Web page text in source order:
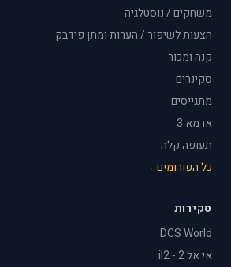
משחקים / נוסטלגיה
הצעות לשיפור / הערות ומתן פידבק
קנה ומכור
סקינרים
מתגייסים
ארמא 3
תעופה קלה
כל הפורומים →
סקירות
DCS World
אי אל 2 - il2